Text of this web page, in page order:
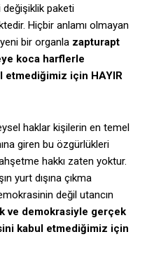
değişiklik paketi
Hiçbir anlamı olmayan
bir organla zapturapt
koca harflerle
etmediğimiz için HAYIR
haklar kişilerin en temel
giren bu özgürlükleri
hakkı zaten yoktur.
yurt dışına çıkma
değil utancın
ve demokrasiyle gerçek
kabul etmediğimiz için